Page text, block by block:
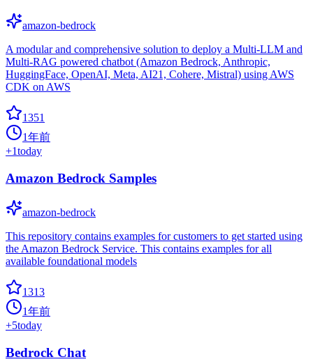
amazon-bedrock
A modular and comprehensive solution to deploy a Multi-LLM and
Multi-RAG powered chatbot (Amazon Bedrock, Anthropic,
HuggingFace, OpenAI, Meta, AI21, Cohere, Mistral) using AWS
CDK on AWS
1351
1年前
+1today
Amazon Bedrock Samples
amazon-bedrock
This repository contains examples for customers to get started using
the Amazon Bedrock Service. This contains examples for all
available foundational models
1313
1年前
+5today
Bedrock Chat